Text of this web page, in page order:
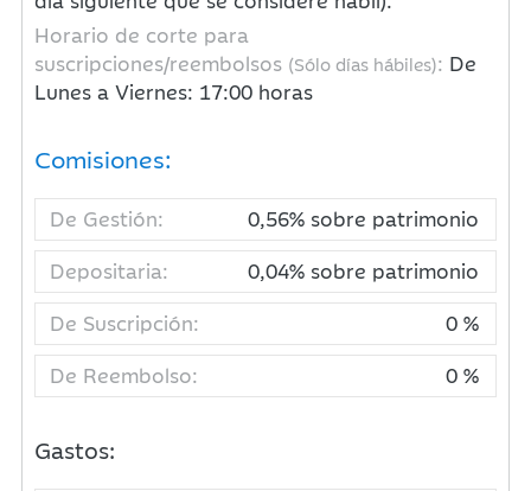
Horario de corte para
suscripciones/reembolsos (Sólo días hábiles): De
Lunes a Viernes: 17:00 horas
Comisiones:
De Gestión:
0,56% sobre patrimonio
Depositaria:
0,04% sobre patrimonio
De Suscripción:
0 %
De Reembolso:
0 %
Gastos: